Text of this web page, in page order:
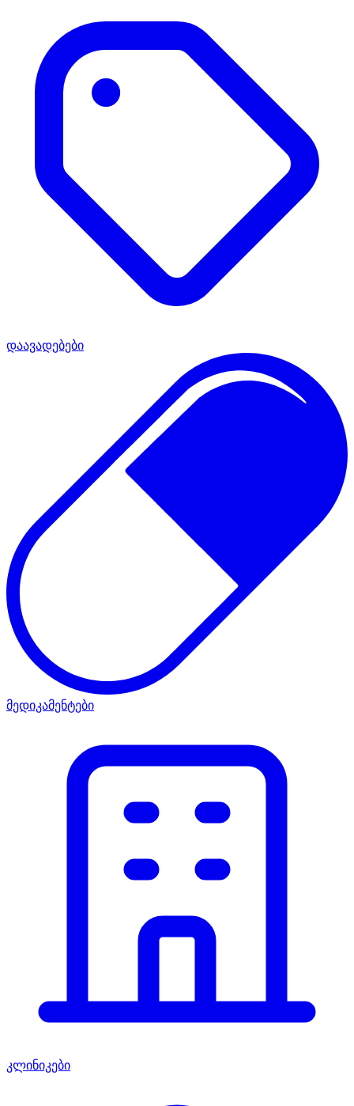
დაავადებები
მედიკამენტები
კლინიკები